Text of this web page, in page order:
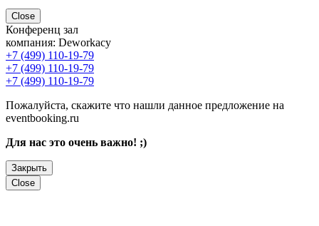
Close
Конференц зал
компания: Deworkacy
+7 (499) 110-19-79
+7 (499) 110-19-79
+7 (499) 110-19-79
Пожалуйста, скажите что нашли данное предложение на
eventbooking.ru
Для нас это очень важно! ;)
Закрыть
Close